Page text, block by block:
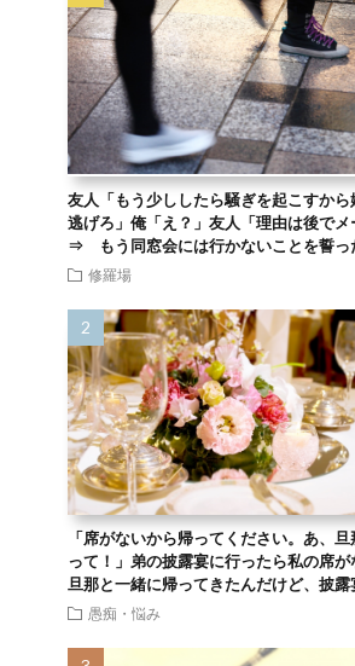
友人「もう少ししたら騒ぎを起こすから
逃げろ」俺「え？」友人「理由は後でメ
⇒ もう同窓会には行かないことを誓っ
修羅場
「席がないから帰ってください。あ、
って！」弟の披露宴に行ったら私の席が
旦那と一緒に帰ってきたんだけど、披
愚痴・悩み